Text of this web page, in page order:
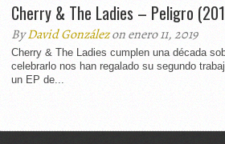
Cherry & The Ladies – Peligro
ByDavid Gonzálezon enero 11, 2019
Cherry & The Ladies cumplen una década
celebrarlo nos han regalado su segundo
un EP de...